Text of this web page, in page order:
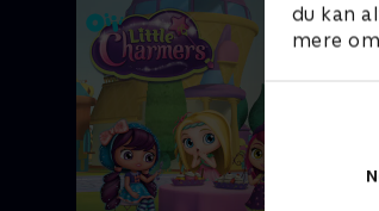
du kan
mere